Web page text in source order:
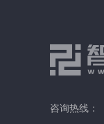
咨询热线：